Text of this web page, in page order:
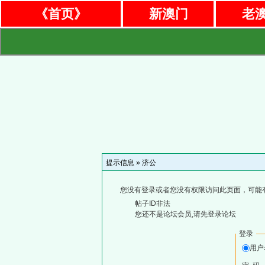
《首页》 新澳门 老
提示信息 » 济公
您没有登录或者您没有权限访问此页面，可能
帖子ID非法
您还不是论坛会员,请先登录论坛
登录
用